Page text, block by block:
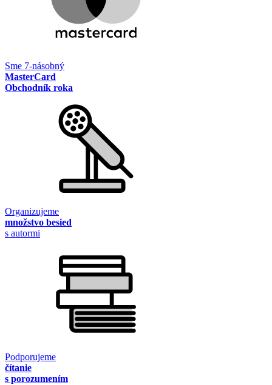
Sme 7-násobný
MasterCard
Obchodník roka
Organizujeme
množstvo besied
s autormi
Podporujeme
čítanie
s porozumením